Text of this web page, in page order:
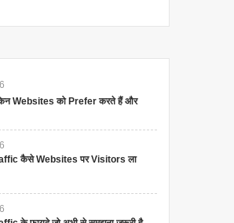
Websites को Prefer करते हैं और
कैसे Websites पर Visitors ला